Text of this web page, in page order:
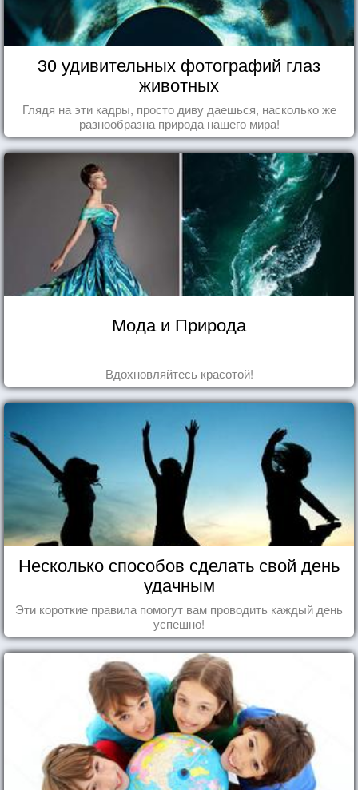
30 удивительных фотографий глаз
животных
Глядя на эти кадры, просто диву даешься, насколько же
разнообразна природа нашего мира!
Мода и Природа
Вдохновляйтесь красотой!
Несколько способов сделать свой день
удачным
Эти короткие правила помогут вам проводить каждый день
успешно!